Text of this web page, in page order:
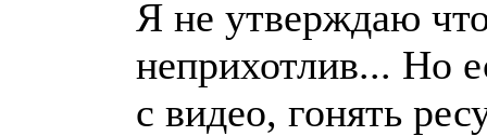
Я не утверждаю
неприхотлив... Но
с видео, гонять